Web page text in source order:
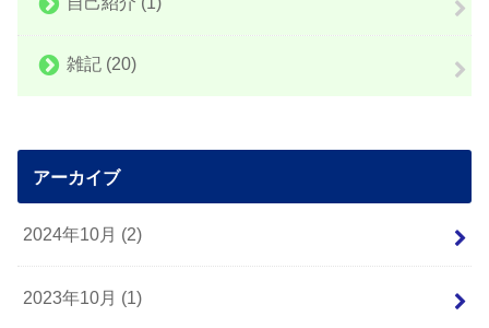
雑記 (20)
アーカイブ
2024年10月 (2)
2023年10月 (1)